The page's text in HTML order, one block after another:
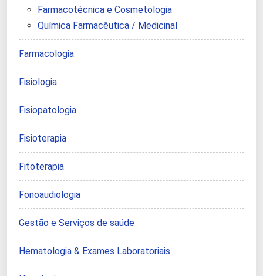
Farmacotécnica e Cosmetologia
Química Farmacêutica / Medicinal
Farmacologia
Fisiologia
Fisiopatologia
Fisioterapia
Fitoterapia
Fonoaudiologia
Gestão e Serviços de saúde
Hematologia & Exames Laboratoriais